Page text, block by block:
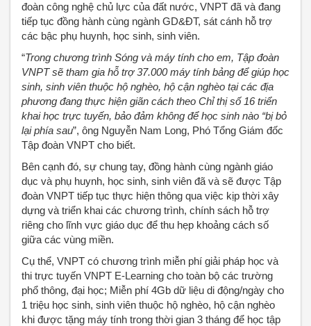
đoàn công nghệ chủ lực của đất nước, VNPT đã và đang
tiếp tục đồng hành cùng ngành GD&ĐT, sát cánh hỗ trợ
các bậc phụ huynh, học sinh, sinh viên.
“Trong chương trình Sóng và máy tính cho em, Tập đoàn
VNPT sẽ tham gia hỗ trợ 37.000 máy tính bảng để giúp học
sinh, sinh viên thuộc hộ nghèo, hộ cận nghèo tại các địa
phương đang thực hiện giãn cách theo Chỉ thị số 16 triển
khai học trực tuyến, bảo đảm không để học sinh nào “bị bỏ
lại phía sau”, ông Nguyễn Nam Long, Phó Tổng Giám đốc
Tập đoàn VNPT cho biết.
Bên cạnh đó, sự chung tay, đồng hành cùng ngành giáo
dục và phụ huynh, học sinh, sinh viên đã và sẽ được Tập
đoàn VNPT tiếp tục thực hiện thông qua việc kịp thời xây
dựng và triển khai các chương trình, chính sách hỗ trợ
riêng cho lĩnh vực giáo dục để thu hẹp khoảng cách số
giữa các vùng miền.
Cụ thể, VNPT có chương trình miễn phí giải pháp học và
thi trực tuyến VNPT E-Learning cho toàn bộ các trường
phổ thông, đại học; Miễn phí 4Gb dữ liệu di động/ngày cho
1 triệu học sinh, sinh viên thuộc hộ nghèo, hộ cận nghèo
khi được tặng máy tính trong thời gian 3 tháng để học tập